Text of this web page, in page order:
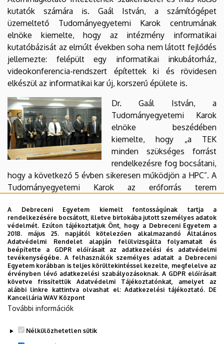
kutatók számára is. Gaál István, a számítógépet
üzemeltető Tudományegyetemi Karok centrumának
elnöke kiemelte, hogy az intézmény informatikai
kutatóbázisát az elmúlt években soha nem látott fejlődés
jellemezte: felépült egy informatikai inkubátorház,
videokonferencia-rendszert építettek ki és rövidesen
elkészül az informatikai kar új, korszerű épülete is.
Dr. Gaál István, a
Tudományegyetemi Karok
elnöke beszédében
kiemelte, hogy „a TEK
minden szükséges forrást
rendelkezésre fog bocsátani,
hogy a következő 5 évben sikeresen működjön a HPC”. A
Tudományegyetemi Karok az erőforrás terem
eszközökkel ellátott (pl. HD minőségű videokonferencia)
helyiséget alakított ki. Dr. Gaál István arra is felhívta a
figyelmet, hogy az egyetem informatikai kutatóbázisában
az elmúlt években soha nem látott fejlődés indult meg:
felépült egy informatikai inkubátorház, HD minőségű
videokonferencia-rendszert építettek ki és rövidesen
elkészül az Informatikai Kar új épülete is a Kassai úton, a
szuperszámítógép szomszédságában.
A Debreceni Egyetem kiemelt fontosságúnak tartja a
rendelkezésére bocsátott, illetve birtokába jutott személyes adatok
védelmét. Ezúton tájékoztatjuk Önt, hogy a Debreceni Egyetem a
2018. május 25. napjától kötelezően alkalmazandó Általános
Adatvédelmi Rendelet alapján felülvizsgálta folyamatait és
beépítette a GDPR előírásait az adatkezelési és adatvédelmi
tevékenységébe. A felhasználók személyes adatait a Debreceni
Egyetem korábban is teljes körültekintéssel kezelte, megfelelve az
érvényben lévő adatkezelési szabályozásoknak. A GDPR előírásait
követve frissítettük Adatvédelmi Tájékoztatónkat, amelyet az
alábbi linkre kattintva olvashat el:Adatkezelési tájékoztató. DE
Kancellária WAV Központ
További információk
Nélkülözhetetlen sütik